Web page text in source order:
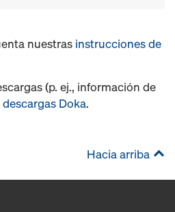
nuestras instrucciones de
(p. ej., información de
Doka.
Hacia arriba